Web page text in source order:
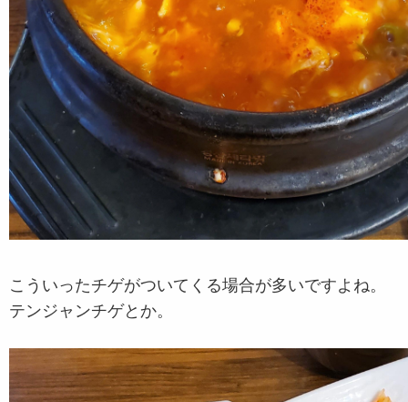
こういったチゲがついてくる場合が多いですよね。
テンジャンチゲとか。